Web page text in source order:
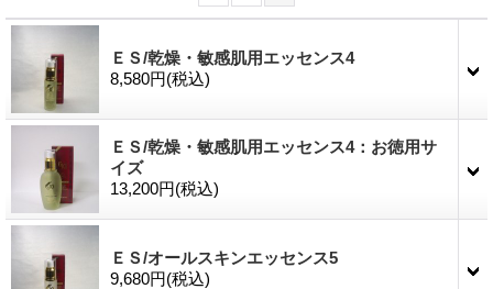
ＥＳ/乾燥・敏感肌用エッセンス4
8,580円(税込)
ＥＳ/乾燥・敏感肌用エッセンス4：お徳用サ
イズ
13,200円(税込)
ＥＳ/オールスキンエッセンス5
9,680円(税込)